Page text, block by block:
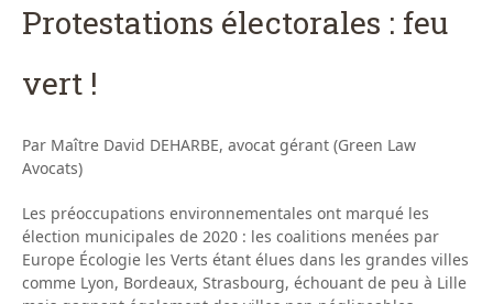
Protestations électorales : feu
vert !
Par Maître David DEHARBE, avocat gérant (Green Law
Avocats)
Les préoccupations environnementales ont marqué les
élection municipales de 2020 : les coalitions menées par
Europe Écologie les Verts étant élues dans les grandes villes
comme Lyon, Bordeaux, Strasbourg, échouant de peu à Lille